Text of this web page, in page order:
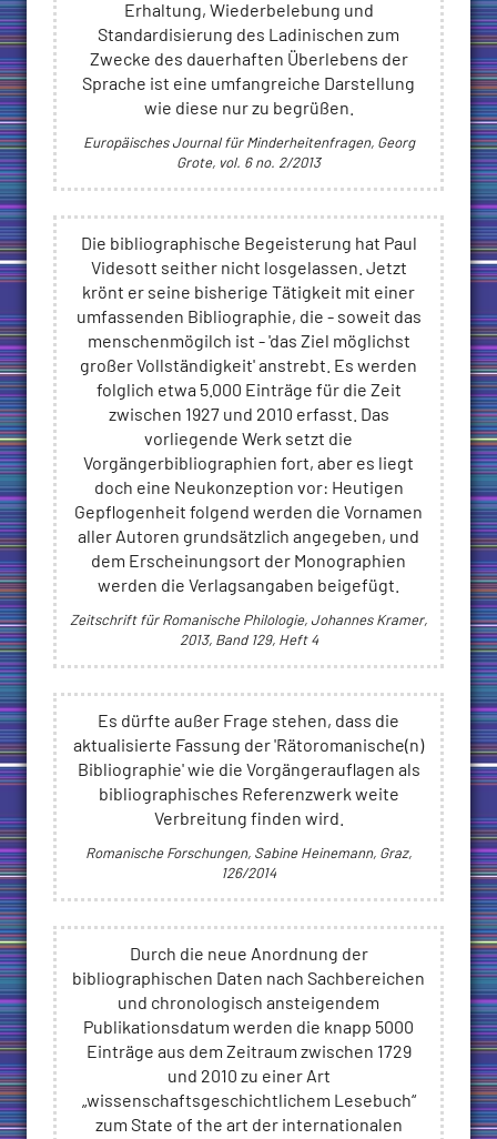
Erhaltung, Wiederbelebung und
Standardisierung des Ladinischen zum
Zwecke des dauerhaften Überlebens der
Sprache ist eine umfangreiche Darstellung
wie diese nur zu begrüßen.
Europäisches Journal für Minderheitenfragen, Georg
Grote, vol. 6 no. 2/2013
Die bibliographische Begeisterung hat Paul
Videsott seither nicht losgelassen. Jetzt
krönt er seine bisherige Tätigkeit mit einer
umfassenden Bibliographie, die - soweit das
menschenmögilch ist - 'das Ziel möglichst
großer Vollständigkeit' anstrebt. Es werden
folglich etwa 5.000 Einträge für die Zeit
zwischen 1927 und 2010 erfasst. Das
vorliegende Werk setzt die
Vorgängerbibliographien fort, aber es liegt
doch eine Neukonzeption vor: Heutigen
Gepflogenheit folgend werden die Vornamen
aller Autoren grundsätzlich angegeben, und
dem Erscheinungsort der Monographien
werden die Verlagsangaben beigefügt.
Zeitschrift für Romanische Philologie, Johannes Kramer,
2013, Band 129, Heft 4
Es dürfte außer Frage stehen, dass die
aktualisierte Fassung der 'Rätoromanische(n)
Bibliographie' wie die Vorgängerauflagen als
bibliographisches Referenzwerk weite
Verbreitung finden wird.
Romanische Forschungen, Sabine Heinemann, Graz,
126/2014
Durch die neue Anordnung der
bibliographischen Daten nach Sachbereichen
und chronologisch ansteigendem
Publikationsdatum werden die knapp 5000
Einträge aus dem Zeitraum zwischen 1729
und 2010 zu einer Art
„wissenschaftsgeschichtlichem Lesebuch“
zum State of the art der internationalen